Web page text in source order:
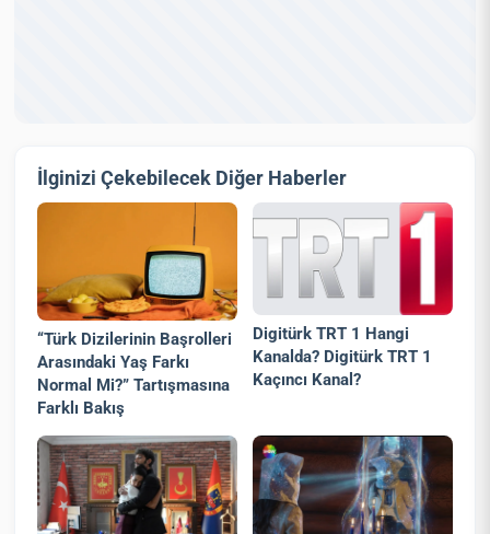
İlginizi Çekebilecek Diğer Haberler
“Türk Dizilerinin Başrolleri
Arasındaki Yaş Farkı
Normal Mi?” Tartışmasına
Farklı Bakış
Digitürk TRT 1 Hangi
Kanalda? Digitürk TRT 1
Kaçıncı Kanal?